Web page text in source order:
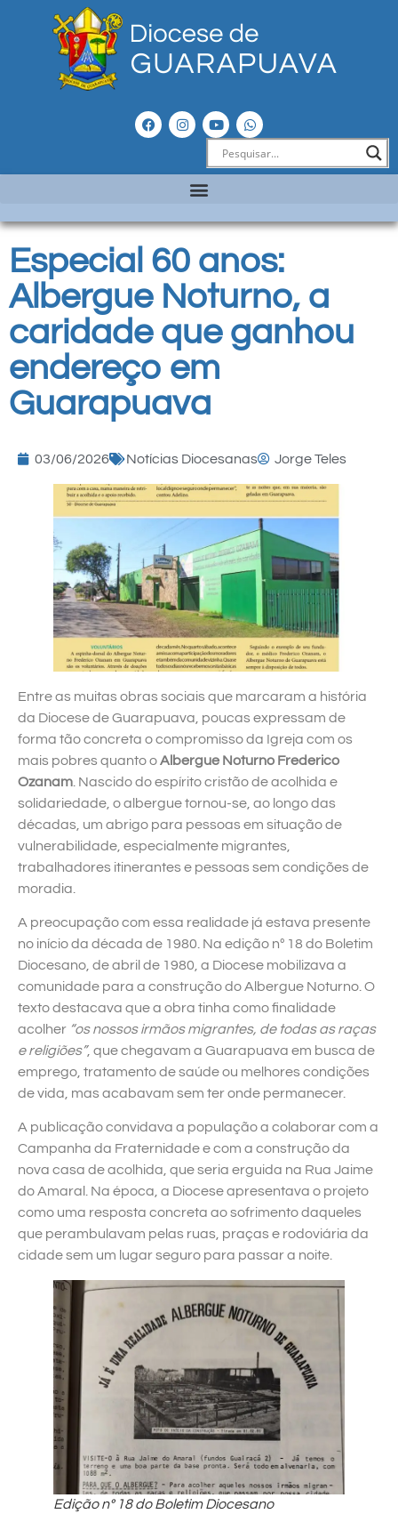
Especial 60 anos:
Albergue Noturno, a
caridade que ganhou
endereço em
Guarapuava
03/06/2026 Notícias Diocesanas Jorge Teles
Entre as muitas obras sociais que marcaram a história
da Diocese de Guarapuava, poucas expressam de
forma tão concreta o compromisso da Igreja com os
mais pobres quanto oAlbergue Noturno Frederico
Ozanam . Nascido do espírito cristão de acolhida e
solidariedade, o albergue tornou-se, ao longo das
décadas, um abrigo para pessoas em situação de
vulnerabilidade, especialmente migrantes,
trabalhadores itinerantes e pessoas sem condições de
moradia.
A preocupação com essa realidade já estava presente
no início da década de 1980. Na edição nº 18 do Boletim
Diocesano, de abril de 1980, a Diocese mobilizava a
comunidade para a construção do Albergue Noturno. O
texto destacava que a obra tinha como finalidade
acolher “os nossos irmãos migrantes, de todas as raças
e religiões”, que chegavam a Guarapuava em busca de
emprego, tratamento de saúde ou melhores condições
de vida, mas acabavam sem ter onde permanecer.
A publicação convidava a população a colaborar com a
Campanha da Fraternidade e com a construção da
nova casa de acolhida, que seria erguida na Rua Jaime
do Amaral. Na época, a Diocese apresentava o projeto
como uma resposta concreta ao sofrimento daqueles
que perambulavam pelas ruas, praças e rodoviária da
cidade sem um lugar seguro para passar a noite.
Edição nº 18 do Boletim Diocesano